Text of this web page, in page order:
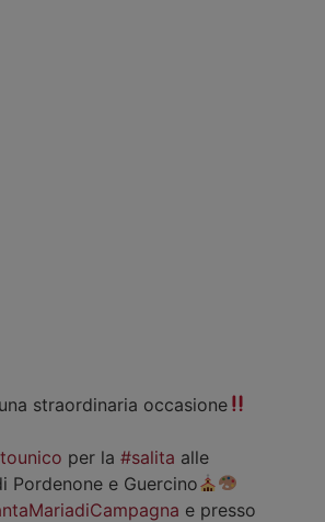
una straordinaria occasione
per la#salita alle
Pordenone e Guercino
e presso